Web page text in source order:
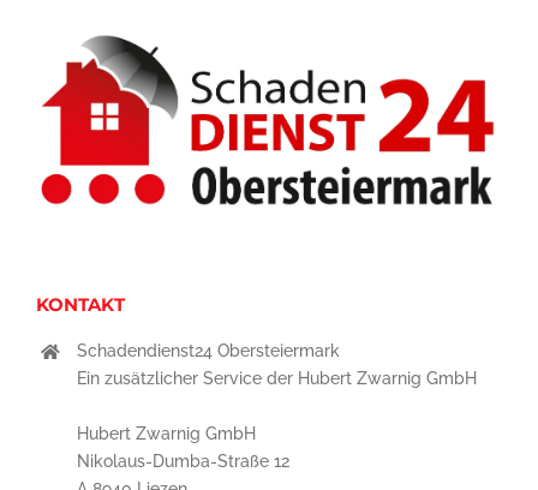
KONTAKT
Schadendienst24 Obersteiermark
Ein zusätzlicher Service der Hubert Zwarnig GmbH
Hubert Zwarnig GmbH
Nikolaus-Dumba-Straße 12